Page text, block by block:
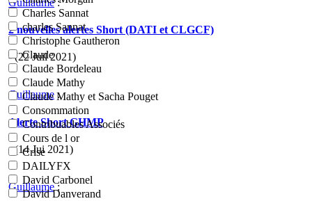
Charles Sannat
charles Sannat
Christophe Gautheron
Claude
Claude Bordeleau
Claude Mathy
Claude Mathy et Sacha Pouget
Consommation
Contribuables Associés
Cours de l or
Crise
DAILYFX
David Carbonel
David Danverand
2 nouvelles alertes Short (DATI et CLGCF)
- (22 Juil 2021)
Guillaume:
Alerte Short GHMP
- (14 Jui 2021)
Guillaume: